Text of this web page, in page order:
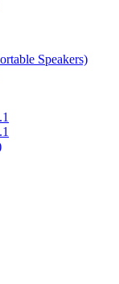
Speakers)